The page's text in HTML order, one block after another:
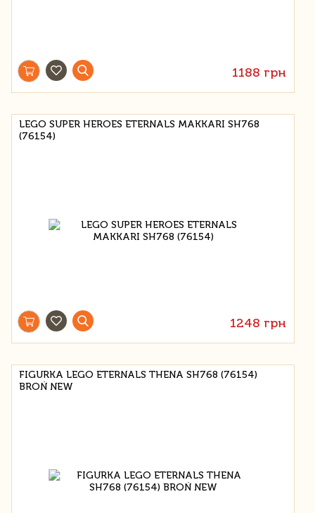
1188 грн
LEGO SUPER HEROES ETERNALS MAKKARI SH768
(76154)
1248 грн
FIGURKA LEGO ETERNALS THENA SH768 (76154)
BROŃ NEW